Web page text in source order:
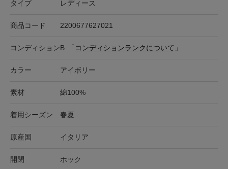
タイプ レディース
商品コード 2200677627021
コンディションB 「 コンディションランクについて 」
カラー アイボリー
素材 綿100%
着用シーズン 春夏
原産国 イタリア
開閉 ホック